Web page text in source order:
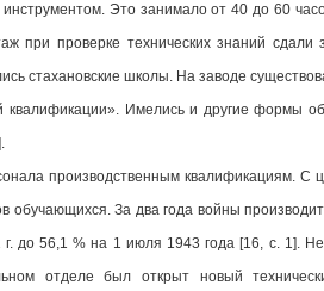
Это занимало от 40 до 60
при проверке технических знаний
стахановские школы. На заводе
Имелись и другие формы
производственным квалификациям.
обучающихся. За два года войны
до 56,1 % на 1 июля 1943 года [16, c. 1].
отделе был открыт новый